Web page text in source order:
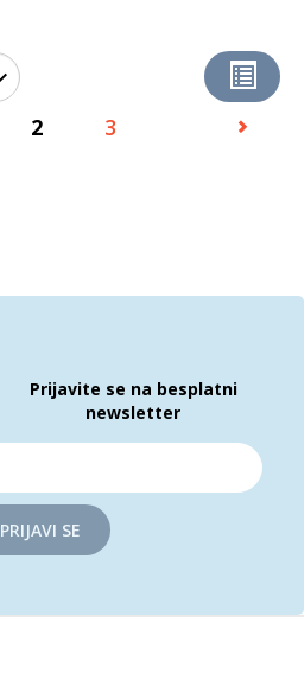
2 3
Prijavite se na besplatni
newsletter
PRIJAVI SE